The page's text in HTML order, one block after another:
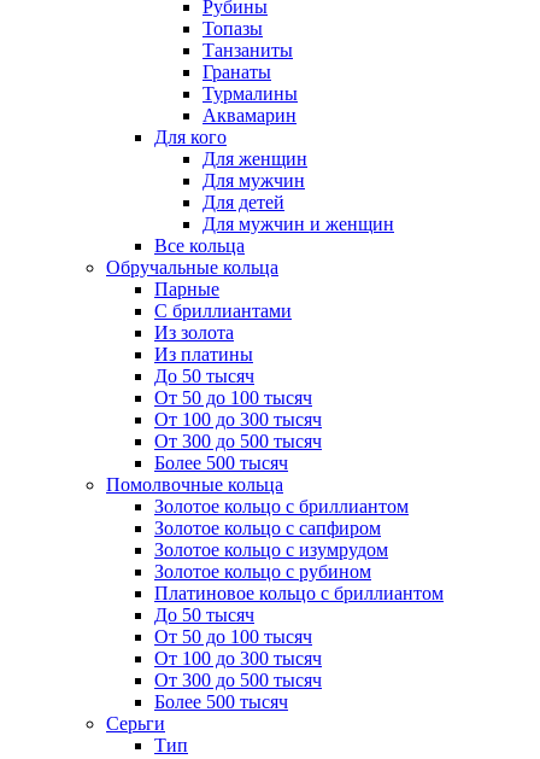
Рубины
Топазы
Танзаниты
Гранаты
Турмалины
Аквамарин
Для кого
Для женщин
Для мужчин
Для детей
Для мужчин и женщин
Все кольца
Обручальные кольца
Парные
С бриллиантами
Из золота
Из платины
До 50 тысяч
От 50 до 100 тысяч
От 100 до 300 тысяч
От 300 до 500 тысяч
Более 500 тысяч
Помолвочные кольца
Золотое кольцо с бриллиантом
Золотое кольцо с сапфиром
Золотое кольцо с изумрудом
Золотое кольцо с рубином
Платиновое кольцо с бриллиантом
До 50 тысяч
От 50 до 100 тысяч
От 100 до 300 тысяч
От 300 до 500 тысяч
Более 500 тысяч
Серьги
Тип